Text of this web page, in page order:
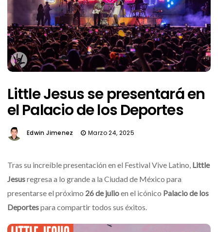
Little Jesus se presentará en
el Palacio de los Deportes
Edwin Jimenez Marzo 24, 2025
Tras su increíble presentación en el Festival Vive Latino, Little
Jesusregresa a lo grande a la Ciudad de México para
presentarse el próximo 26 de julioen el icónico Palacio de los
Deportespara compartir todos sus éxitos.